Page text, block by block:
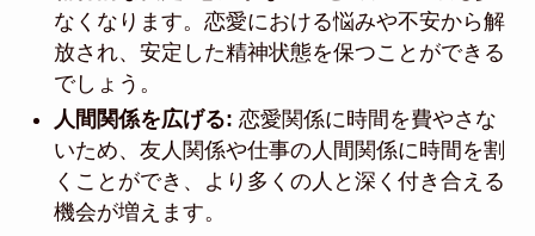
なくなります。恋愛における悩みや不安から解
放され、安定した精神状態を保つことができる
でしょう。
人間関係を広げる: 恋愛関係に時間を費やさな
いため、友人関係や仕事の人間関係に時間を割
くことができ、より多くの人と深く付き合える
機会が増えます。